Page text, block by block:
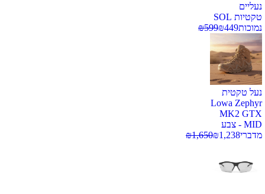
נעליים
טקטיות SOL
נמוכות
₪449
₪599
נעל טקטית
Lowa Zephyr
MK2 GTX
MID - צבע
מדברי
₪1,238
₪1,650